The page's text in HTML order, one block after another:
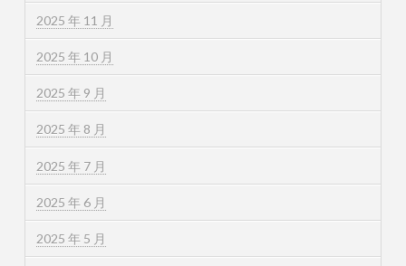
2025 年 11 月
2025 年 10 月
2025 年 9 月
2025 年 8 月
2025 年 7 月
2025 年 6 月
2025 年 5 月